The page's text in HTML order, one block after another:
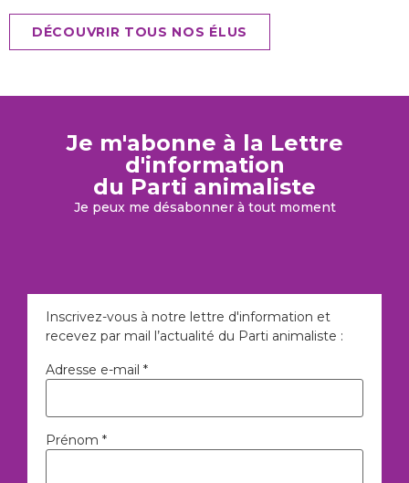
DÉCOUVRIR TOUS NOS ÉLUS
Je m'abonne à la Lettre
d'information
du Parti animaliste
Je peux me désabonner à tout moment
Inscrivez-vous à notre lettre d'information et
recevez par mail l’actualité du Parti animaliste :
Adresse e-mail *
Prénom *